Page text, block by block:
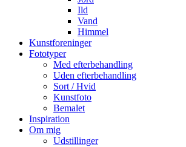
Ild
Vand
Himmel
Kunstforeninger
Fototyper
Med efterbehandling
Uden efterbehandling
Sort / Hvid
Kunstfoto
Bemalet
Inspiration
Om mig
Udstillinger